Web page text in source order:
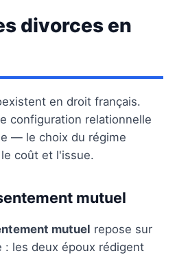
divorces en
en droit français.
configuration relationnelle
— le choix du régime
coût et l'issue.
mutuel
mutuel repose sur
: les deux époux rédigent